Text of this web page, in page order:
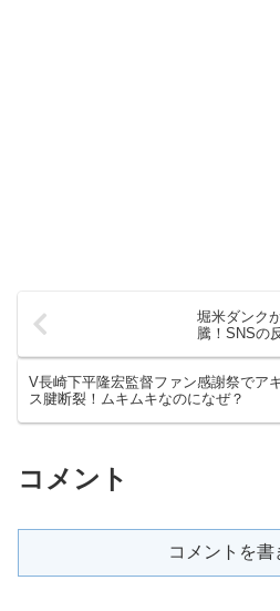
堀米ダンク
騰！SNSの
V長崎下平隆宏監督ファン感謝祭でア
ス腱断裂！ムキムキなのになぜ？
コメント
コメントを書